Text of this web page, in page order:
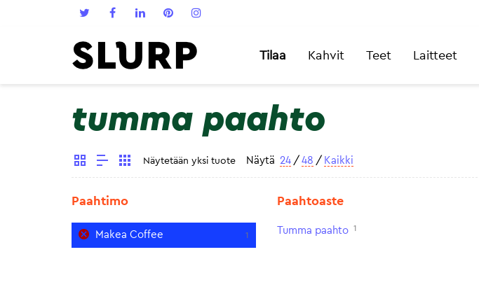
Tilaa Kahvit Teet Laitteet
tumma paahto
Näytetään yksi tuote Näytä 24 / 48 / Kaikki
Paahtimo
Makea Coffee 1
Paahtoaste
Tumma paahto 1